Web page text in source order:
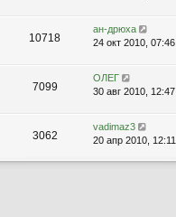
10718
ан-дрюха
24 окт 2010, 07:46
7099
ОЛЕГ
30 авг 2010, 12:47
3062
vadimaz3
20 апр 2010, 12:11